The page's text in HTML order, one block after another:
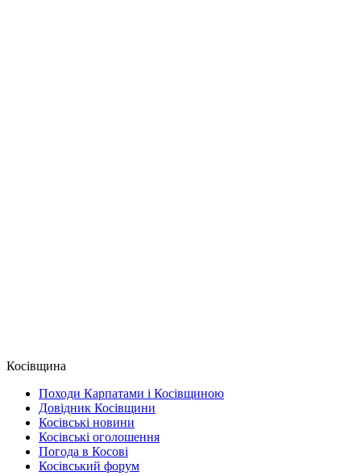
Косівщина
Походи Карпатами і Косівщиною
Довідник Косівщини
Косівські новини
Косівські оголошення
Погода в Косові
Косівський форум